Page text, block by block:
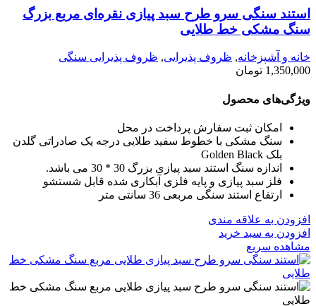
استند سنگی سرو طرح سبد پیازی نقره‌ای مربع بزرگ
سنگ مشکی خط طلایی
خانه و آشپزخانه, ظروف پذیرایی, ظروف پذیرایی سنگی
1,350,000 تومان
ویژگی‌های محصول
امکان ثبت سفارش پرداخت در محل
سنگ مشکی با خطوط سفید طلایی درجه یک صادراتی گلدن
بلک Golden Black
اندازه سنگ استند سبد پیازی بزرگ 30 * 30 می باشد.
فلز سبد پیازی و پایه فلزی آبکاری شده قابل شستشو
ارتفاع استند سنگی مربعی 36 سانتی متر
افزودن به علاقه مندی
افزودن به سبد خرید
مشاهده سریع